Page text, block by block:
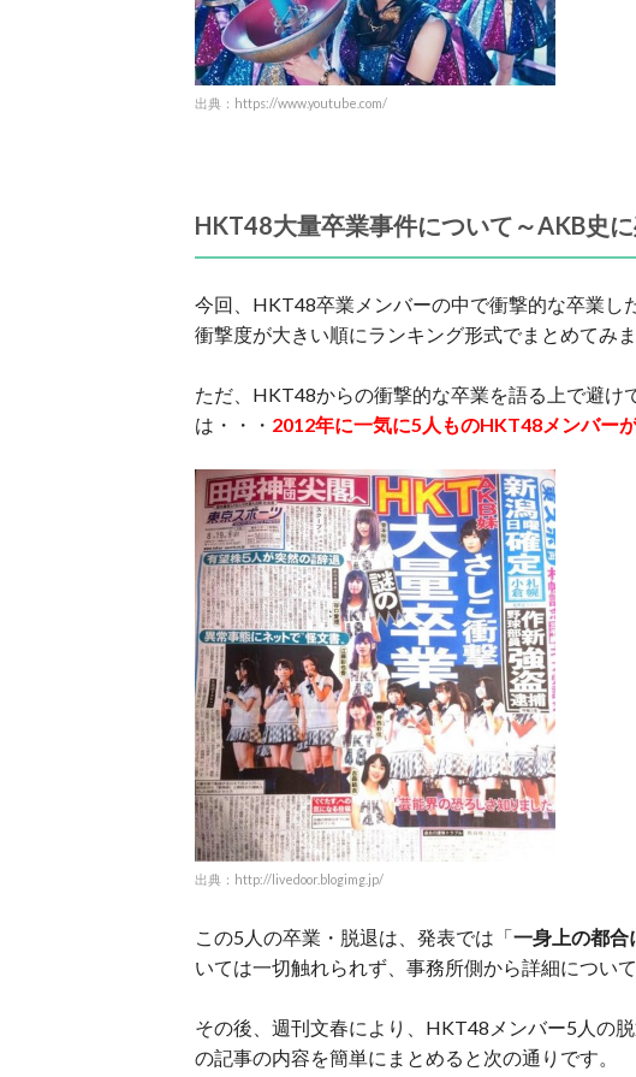
出典：https://www.youtube.com/
HKT48大量卒業事件について～AKB史
今回、HKT48卒業メンバーの中で衝撃的な卒業し
衝撃度が大きい順にランキング形式でまとめてみま
ただ、HKT48からの衝撃的な卒業を語る上で避け
は・・・ 2012年に一気に5人ものHKT48メンバー
出典：http://livedoor.blogimg.jp/
この5人の卒業・脱退は、発表では「一身上の都合
いては一切触れられず、事務所側から詳細につい
その後、週刊文春により、HKT48メンバー5人の
の記事の内容を簡単にまとめると次の通りです。